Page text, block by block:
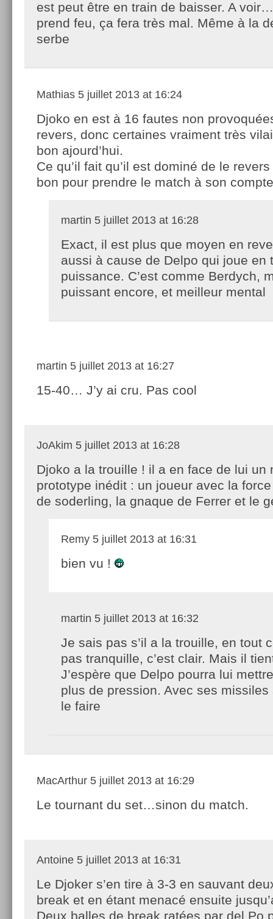
est peut être en train de baisser. A
prend feu, ça fera très mal. Même à la
serbe
Mathias 5 juillet 2013 at 16:24
Djoko en est à 16 fautes non
revers, donc certaines vraiment très
bon ajourd’hui.
Ce qu’il fait qu’il est dominé de le
bon pour prendre le match à son
martin 5 juillet 2013 at 16:28
Exact, il est plus que moyen en
aussi à cause de Delpo qui joue en
puissance. C’est comme Berdych,
puissant encore, et meilleur mental
martin 5 juillet 2013 at 16:27
15-40… J’y ai cru. Pas cool
JoAkim 5 juillet 2013 at 16:28
Djoko a la trouille ! il a en face de lui un
prototype inédit : un joueur avec la
de soderling, la gnaque de Ferrer et le
Remy 5 juillet 2013 at 16:31
bien vu !
martin 5 juillet 2013 at 16:32
Je sais pas s’il a la trouille, en tout
pas tranquille, c’est clair. Mais il
J’espère que Delpo pourra lui
plus de pression. Avec ses
le faire
MacArthur 5 juillet 2013 at 16:29
Le tournant du set…sinon du match.
Antoine 5 juillet 2013 at 16:31
Le Djoker s’en tire à 3-3 en sauvant
break et en étant menacé ensuite
Deux balles de break ratées par del Po